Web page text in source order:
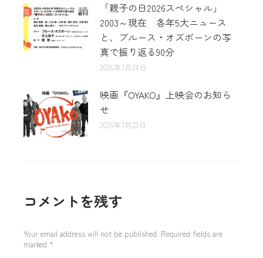
「親子の日2026スペシャル」
2003～現在 各年5大ニュース
と、ブルース・オズボーンの写
真で振り返る90分
2026年7月24日
映画『OYAKO』上映会のお知ら
せ
2026年7月23日
コメントを残す
Your email address will not be published. Required fields are
marked *